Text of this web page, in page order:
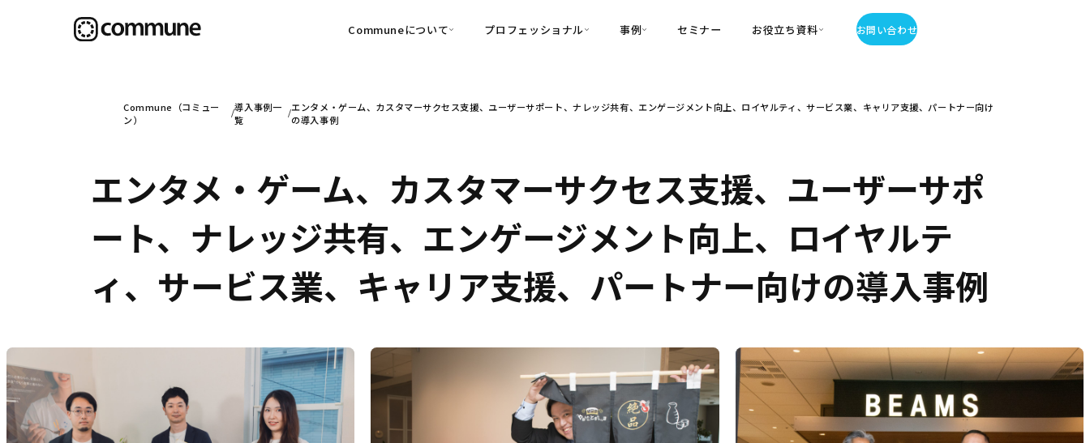
Communeについて
可視化
育成
信頼を醸成する信頼起点経営基盤
SuccessHub）
・Commune for Work
プロフェッショナル
・Customer-Led Growth
事例
導入事例
セミナー お役立ち資料
・お役立ち資料
お問い合わせ
Commune（コミュー
ン）
導入事例一
覧
エンタメ・ゲーム、カスタマーサクセス支援、ユーザーサポート、ナレッジ共有、エンゲージメント向上、ロイヤルティ、サービス業、キャリア支援、パートナー向け
の導入事例
エンタメ・ゲーム、カスタマーサクセス支援、ユーザーサポ
ート、ナレッジ共有、エンゲージメント向上、ロイヤルテ
ィ、サービス業、キャリア支援、パートナー向けの導入事例